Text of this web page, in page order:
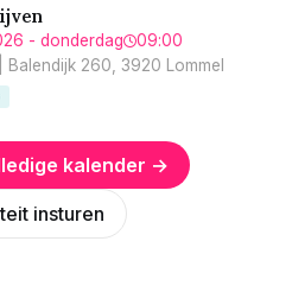
- donderdag
09:00
Balendijk 260, 3920 Lommel
kalender →
insturen